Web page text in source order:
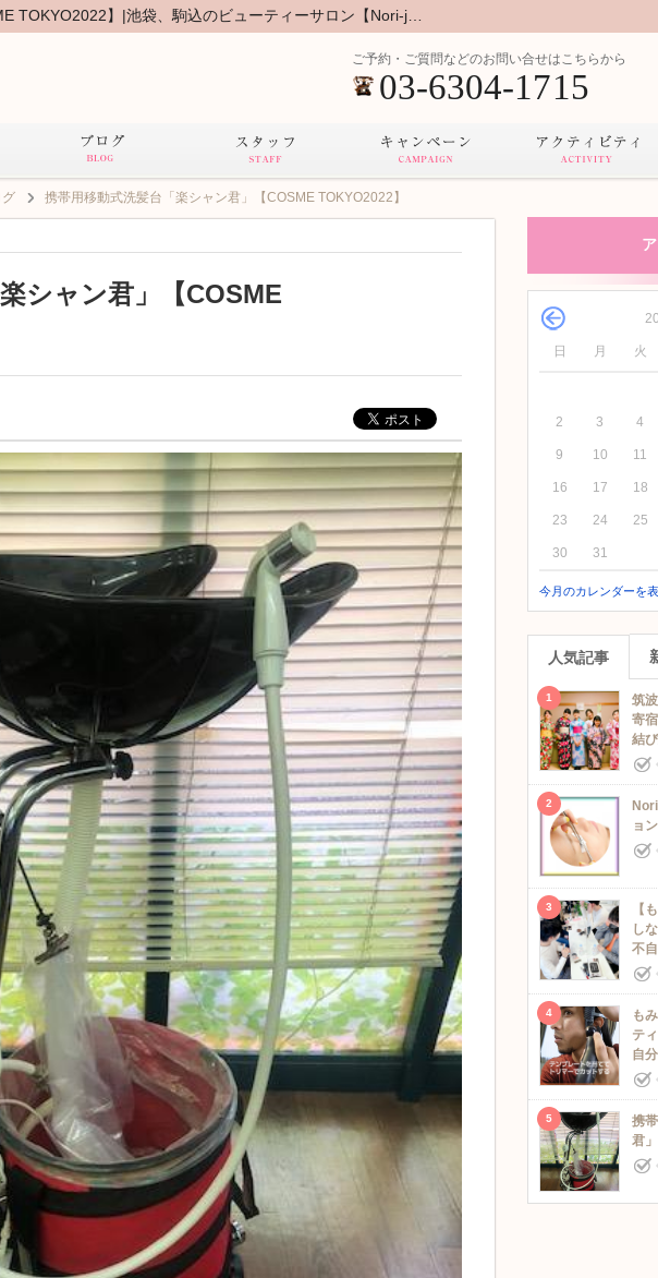
ご予約・ご質問などのお問い合せはこちらから
03-6304-1715
グ 携帯用移動式洗髪台「楽シャン君」【COSME TOKYO2022】
シャン君」【COSME
日 月 火
2 3 4
9 10 11
16 17 18
23 24 25
30 31
今月のカレンダーを
人気記事
1
筑
寄
結
2
ョ
3
【
し
不
が
4
も
テ
自
ア
5
携
君